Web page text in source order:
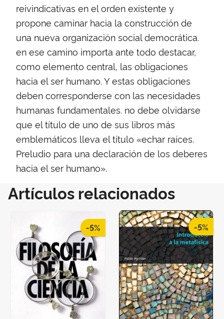
reivindicativas en el orden existente y
propone caminar hacia la construcción de
una nueva organización social democrática.
en ese camino importa ante todo destacar,
como elemento central, las obligaciones
hacia el ser humano. Y estas obligaciones
deben corresponderse con las necesidades
humanas fundamentales. no debe olvidarse
que el título de uno de sus libros más
emblemáticos lleva el título «echar raíces.
Preludio para una declaración de los deberes
hacia el ser humano».
Artículos relacionados
-5% -5%